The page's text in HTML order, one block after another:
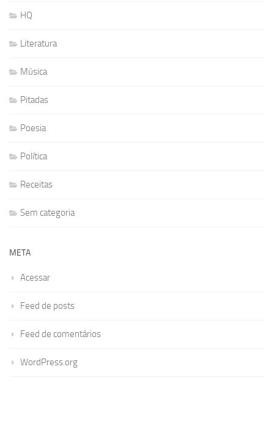
HQ
Literatura
Música
Pitadas
Poesia
Política
Receitas
Sem categoria
META
Acessar
Feed de posts
Feed de comentários
WordPress.org